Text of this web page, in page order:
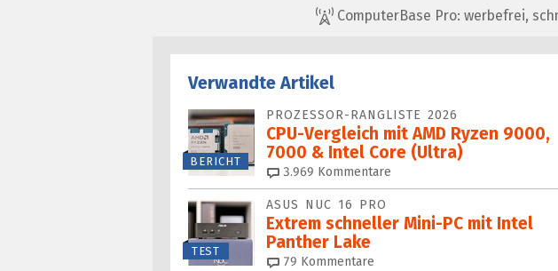
ComputerBase Pro: werbefrei,
Verwandte Artikel
BERICHT
PROZESSOR-RANGLISTE 2026
CPU-Vergleich mit AMD Ryzen 9000,
7000 & Intel Core (Ultra)
3.969 Kommentare
TEST
ASUS NUC 16 PRO
Extrem schneller Mini-PC mit Intel
Panther Lake
79 Kommentare